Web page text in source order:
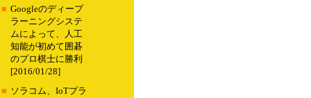
■ Googleのディープ
ラーニングシステ
ムによって、人工
知能が初めて囲碁
のプロ棋士に勝利
[2016/01/28]
■ ソラコム、IoTプラ